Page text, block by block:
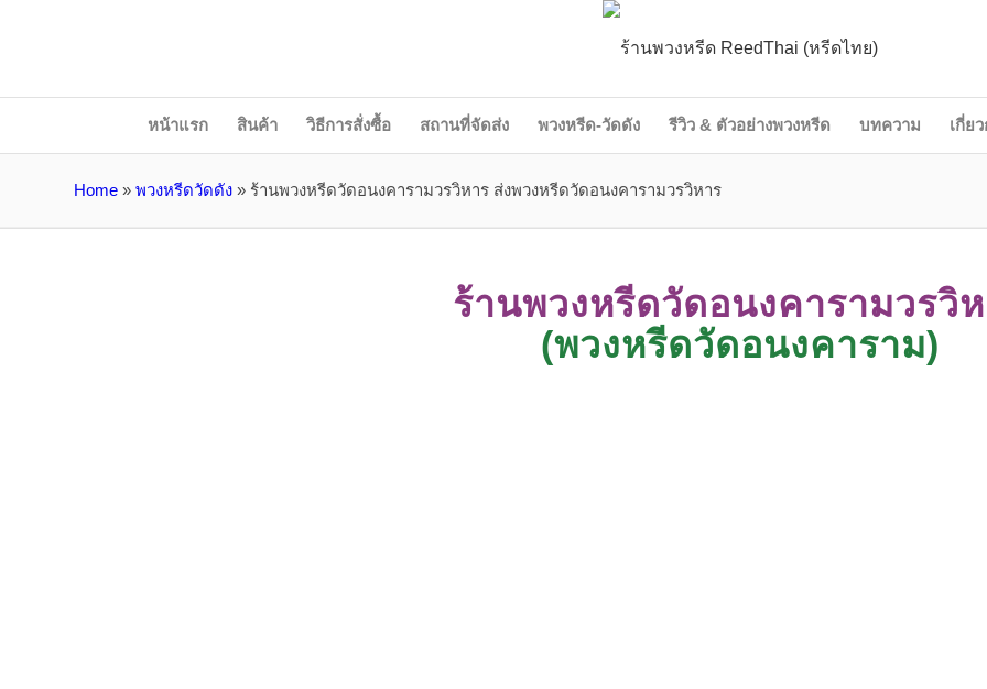
หน้าแรก สินค้า วิธีการสั่งซื้อ สถานที่จัดส่ง พวงหรีด-วัดดัง รีวิว & ตัวอย่างพวงหรีด บทความ เกี่ย
Home » พวงหรีดวัดดัง » ร้านพวงหรีดวัดอนงคารามวรวิหาร ส่งพวงหรีดวัดอนงคารามวรวิหาร
ร้านพวงหรีดวัดอนงคารามวรวิ
(พวงหรีดวัดอนงคาราม)